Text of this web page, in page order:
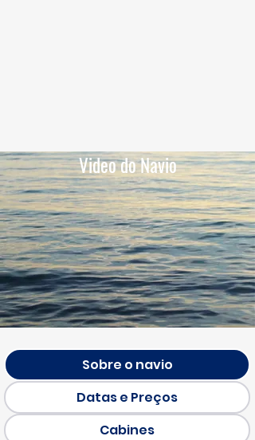
Video do Navio
Sobre o navio
Datas e Preços
Cabines